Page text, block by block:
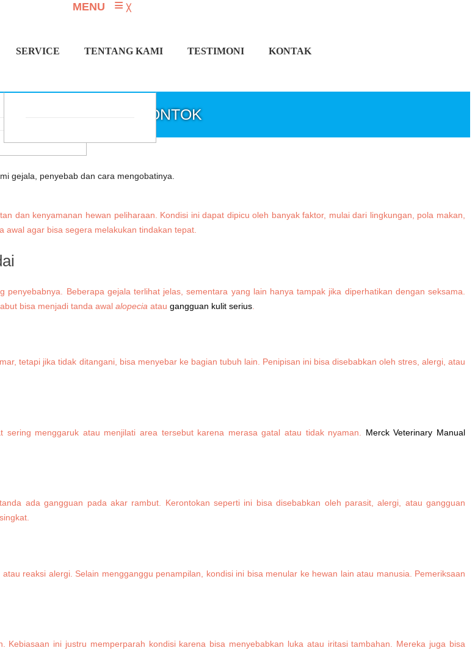
MENU ≡ ╳
SERVICE TENTANG KAMI TESTIMONI KONTAK
BULU KUCING RONTOK
dan kenyamanan hewan peliharaan. Kondisi ini dapat dipicu oleh banyak faktor, mulai dari lingkungan, pola makan,
awal agar bisa segera melakukan tindakan tepat.
Beberapa gejala terlihat jelas, sementara yang lain hanya tampak jika diperhatikan dengan seksama.
bisa menjadi tanda awal alopecia atau gangguan kulit serius
tetapi jika tidak ditangani, bisa menyebar ke bagian tubuh lain. Penipisan ini bisa disebabkan oleh stres, alergi, atau
menggaruk atau menjilati area tersebut karena merasa gatal atau tidak nyaman.
Merck Veterinary Manual
ada gangguan pada akar rambut. Kerontokan seperti ini bisa disebabkan oleh parasit, alergi, atau gangguan
reaksi alergi. Selain mengganggu penampilan, kondisi ini bisa menular ke hewan lain atau manusia. Pemeriksaan
ini justru memperparah kondisi karena bisa menyebabkan luka atau iritasi tambahan. Mereka juga bisa